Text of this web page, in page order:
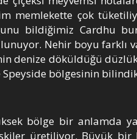
memlekette çok
bildiğimiz Cardhu
Nehir boyu farklı
denize döküldüğü
Speyside bölgesinin
bölge bir anlamda
üretiliyor. Büyük